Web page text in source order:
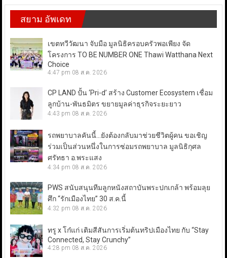
สยาม อัพเดท
เขตทวีวัฒนา จับมือ มูลนิธิครอบครัวพอเพียง จัด
โครงการ TO BE NUMBER ONE Thawi Watthana Next
Choice
4:47 pm 08 ส.ค. 2026
CP LAND ปั้น ‘Pri-d’ สร้าง Customer Ecosystem เชื่อม
ลูกบ้าน-พันธมิตร ขยายมูลค่าธุรกิจระยะยาว
4:43 pm 08 ส.ค. 2026
รถพยาบาลคันนี้…ยังต้องกลับมาช่วยชีวิตผู้คน ขอเชิญ
ร่วมเป็นส่วนหนึ่งในการซ่อมรถพยาบาล มูลนิธิกุศล
ศรัทธา อ.พระแสง
4:34 pm 08 ส.ค. 2026
PWS สนับสนุนทีมลูกหนังสถาบันพระปกเกล้า พร้อมลุย
ศึก “รักเมืองไทย” 30 ส.ค.นี้
4:32 pm 08 ส.ค. 2026
ทรู x โก๋แก่ เติมสีสันการเริ่มต้นทริปเมืองไทย กับ “Stay
Connected, Stay Crunchy”
4:28 pm 08 ส.ค. 2026